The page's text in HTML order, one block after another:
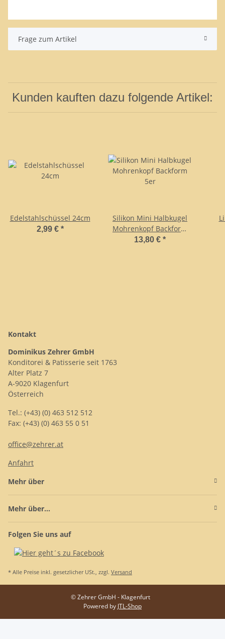
Frage zum Artikel
Kunden kauften dazu folgende Artikel:
Edelstahlschüssel 24cm
2,99 € *
Silikon Mini Halbkugel
Mohrenkopf Backform
5er
13,80 € *
Kontakt
Dominikus Zehrer GmbH
Konditorei & Patisserie seit 1763
Alter Platz 7
A-9020 Klagenfurt
Österreich
Tel.: (+43) (0) 463 512 512
Fax: (+43) (0) 463 55 0 51
office@zehrer.at
Anfahrt
Mehr über
Mehr über...
Folgen Sie uns auf
* Alle Preise inkl. gesetzlicher USt., zzgl. Versand
© Zehrer GmbH - Klagenfurt
Powered by JTL-Shop